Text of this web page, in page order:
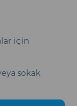
için
sokak